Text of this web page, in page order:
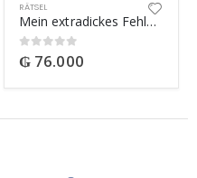
RÄTSEL
Mein extradickes Fehler-Such-Buch (petrol)
0out of 5
₲ 76.000